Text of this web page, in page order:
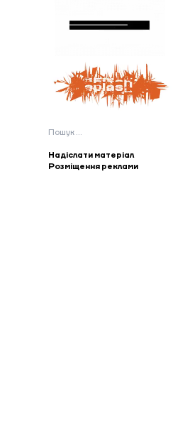
Пошук:
Надіслати матеріал
Розміщення реклами